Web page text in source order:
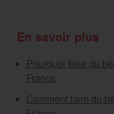
En savoir plus
Pourquoi faire du
France
Comment faire du